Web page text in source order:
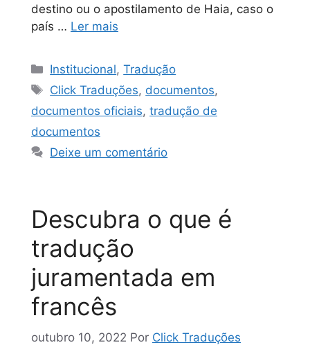
destino ou o apostilamento de Haia, caso o
país … Ler mais
Institucional,Tradução
Click Traduções, documentos,
documentos oficiais, tradução de
documentos
Deixe um comentário
Descubra o que é
tradução
juramentada em
francês
outubro 10, 2022 Por Click Traduções